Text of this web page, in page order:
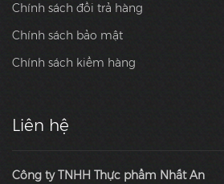
Chính sách đổi trả hàng
Chính sách bảo mật
Chính sách kiểm hàng
Liên hệ
Công ty TNHH Thực phẩm Nhất An